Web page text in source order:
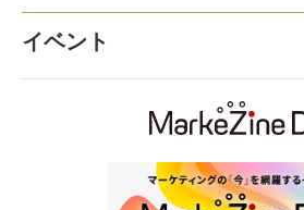
イベント